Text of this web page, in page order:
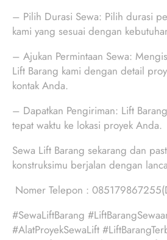
– Pilih Durasi Sewa: Pilih durasi
kami yang sesuai dengan
– Ajukan Permintaan Sewa:
Lift Barang kami dengan detail
kontak Anda.
– Dapatkan Pengiriman: Lift
tepat waktu ke lokasi proyek Anda.
Sewa Lift Barang sekarang dan
konstruksimu berjalan dengan
Nomer Telepon :
#SewaLiftBarang
#AlatProyekSewaLift